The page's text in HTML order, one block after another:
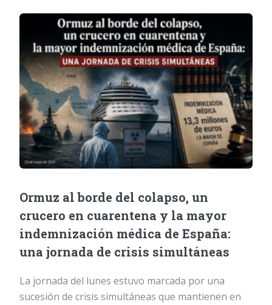
Ormuz al borde del colapso, un
crucero en cuarentena y la mayor
indemnización médica de España:
una jornada de crisis simultáneas
La jornada del lunes estuvo marcada por una
sucesión de crisis simultáneas que mantienen en